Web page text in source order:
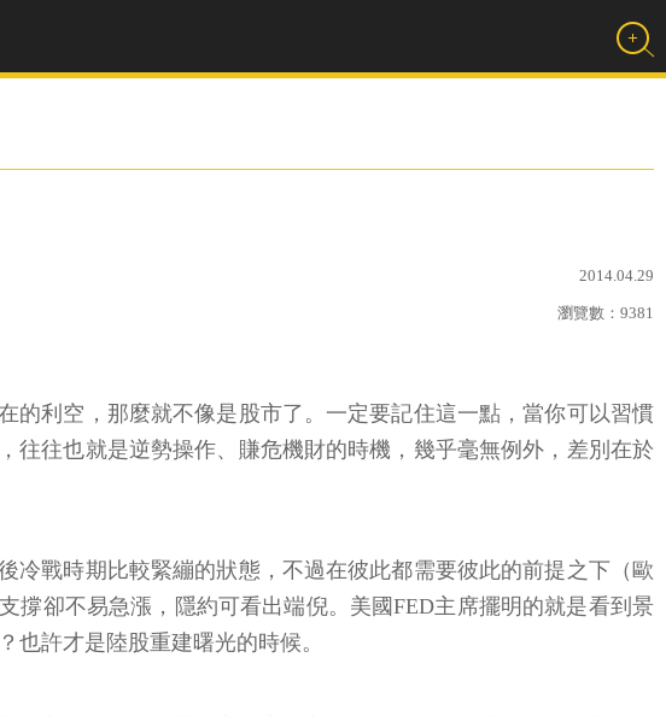
2014.04.29
瀏覽數： 9381
利空，那麼就不像是股市了。一定要記住這一點，當你可以習慣
往也就是逆勢操作、賺危機財的時機，幾乎毫無例外，差別在於
戰時期比較緊繃的狀態，不過在彼此都需要彼此的前提之下（歐
卻不易急漲，隱約可看出端倪。美國FED主席擺明的就是看到景
許才是陸股重建曙光的時候。